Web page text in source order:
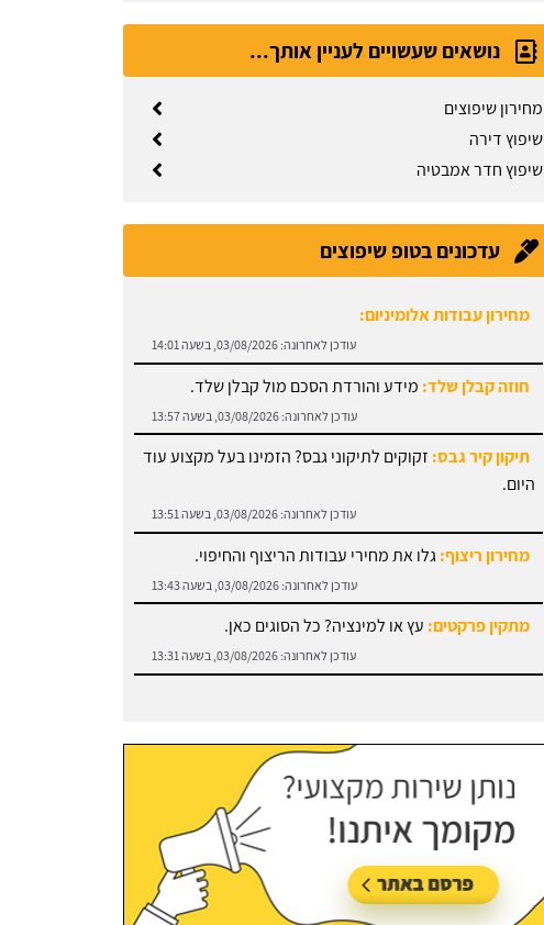
טל קאסר
נושאים שעשויים לעניין אותך...
מחירון שיפוצים
שיפוץ דירה
שיפוץ חדר אמבטיה
עדכונים בטופ שיפוצים
חוזה קבלן שלד:מידע והורדת הסכם מול קבלן שלד.
עודכן לאחרונה: 03/08/2026, בשעה 13:57
תיקון קיר גבס:זקוקים לתיקוני גבס? הזמינו בעל מקצוע עוד
מחירון ריצוף:
עודכן לאחרונה: 03/08/2026, בשעה 13:43
מתקין פרקטים:עץ או למינציה? כל הסוגים כאן.
עודכן לאחרונה:03/08/2026, בשעה 13:31
מחירון עבודות אלומיניום:
עודכן לאחרונה: 03/08/2026, בשעה 14:01